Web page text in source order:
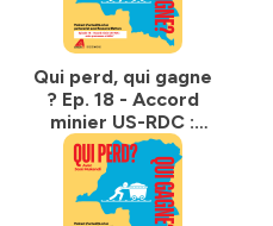
Qui perd, qui gagne
? Ep. 18 - Accord
minier US-RDC :
entre promesses et
défis